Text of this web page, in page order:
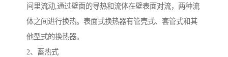
间里流动,通过壁面的导热和流体在壁表面对流，两种流
体之间进行换热。表面式换热器有管壳式、套管式和其
他型式的换热器。
2、蓄热式